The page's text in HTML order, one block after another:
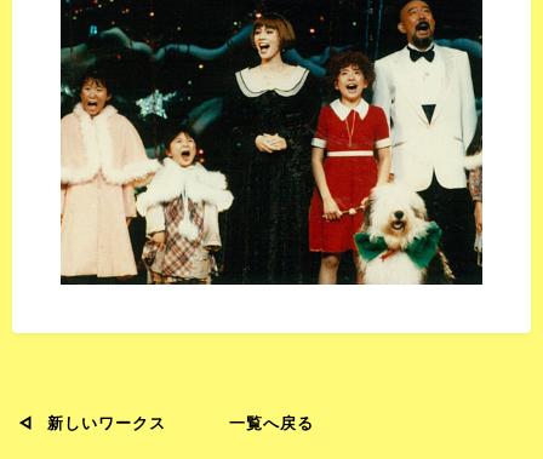
新しいワークス 一覧へ戻る